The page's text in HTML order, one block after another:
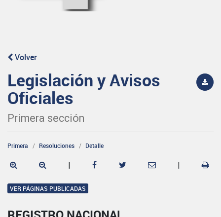
Volver
Legislación y Avisos
Oficiales
Primera sección
Primera Resoluciones Detalle
| |
VER PÁGINAS PUBLICADAS